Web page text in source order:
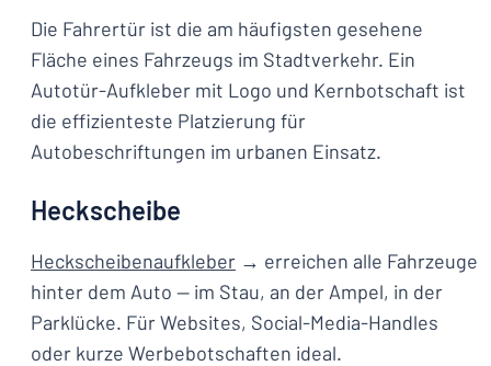
Die Fahrertür ist die am häufigsten gesehene
Fläche eines Fahrzeugs im Stadtverkehr. Ein
Autotür-Aufkleber mit Logo und Kernbotschaft ist
die effizienteste Platzierung für
Autobeschriftungen im urbanen Einsatz.
Heckscheibe
Heckscheibenaufkleber → erreichen alle Fahrzeuge
hinter dem Auto — im Stau, an der Ampel, in der
Parklücke. Für Websites, Social-Media-Handles
oder kurze Werbebotschaften ideal.